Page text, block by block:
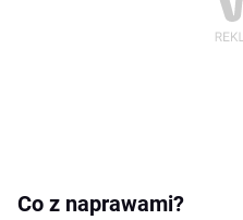
Co z naprawami?